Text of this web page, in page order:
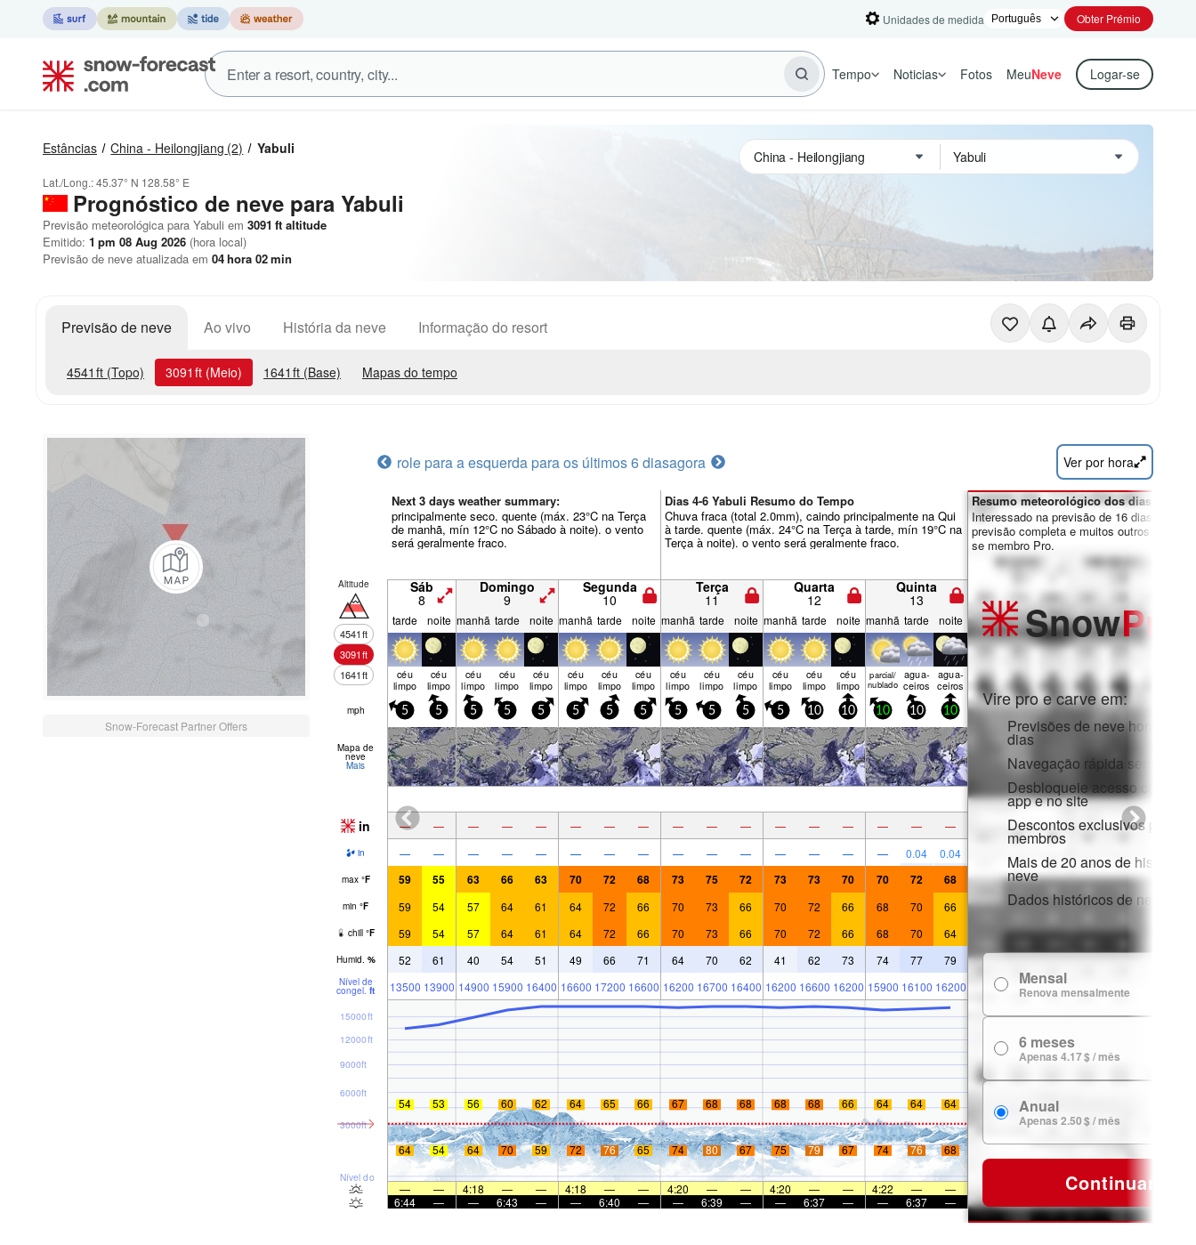
Unidades de medida Obter Prémio
Tempo Noticias Fotos MeuNeve Logar-se
Estâncias China - Heilongjiang (2) Yabuli
Lat./Long.:45.37° N 128.58° E
Prognóstico de neve para Yabuli
Previsão meteorológica para Yabuli em 3091 ft altitude
Emitido: 1 pm 08 Aug 2026 (hora local)
Previsão de neve atualizada em 04hora 01min
Previsão de neve Ao vivo História da neve Informação do resort
4541 ft (Topo) 3091 ft (Meio) 1641 ft (Base) Mapas do tempo
Snow-Forecast Partner Offers
role para a esquerda para os últimos 6 diasagora Ver por hora
Next 3 days weather summary:
principalmente seco. quente (máx. 23°C na Terça
de manhã, mín 12°C no Sábado à noite). o vento
será geralmente fraco.
Dias 4-6 Yabuli Resumo do Tempo
Chuva fraca (total 2.0mm), caindo principalmente na Qui
à tarde. quente (máx. 24°C na Terça à tarde, mín 19°C na
Terça à noite). o vento será geralmente fraco.
Altitude
4541ft
3091ft
1641ft
Sáb
8
Domingo
9
Segunda
10
Terça
11
Quarta
12
Quinta
13
tarde noite manhã tarde noite manhã tarde noite manhã tarde noite manhã tarde noite manhã tarde noite
céu
limpo
céu
limpo
céu
limpo
céu
limpo
céu
limpo
céu
limpo
céu
limpo
céu
limpo
céu
limpo
céu
limpo
céu
limpo
céu
limpo
céu
limpo
céu
limpo
parcial/
nublado
agua­
ceiros
agua­
ceiros
mph 5 5 5 5 5 5 5 5 5 5 5 5 10 10 10 10 10
Mapa de
neve
Mais
in — — — — — — — — — — — — — — — — —
in — — — — — — — — — — — — — — — 0.04 0.04
max °F 59 55 63 66 63 70 72 68 73 75 72 73 73 70 70 72 68
min °F 59 54 57 64 61 64 72 66 70 73 66 70 72 66 68 70 66
chill °F 59 54 57 64 61 64 72 66 70 73 66 70 72 66 68 70 64
Humid. % 52 61 40 54 51 49 66 71 64 70 62 41 62 73 74 77 79
Nível de
congel. ft 13500 13900 14900 15900 16400 16600 17200 16600 16200 16700 16400 16200 16600 16200 15900 16100 16200
Nível do mar
3000ft
6000ft
9000ft
12000ft
15000ft
54 53 56 60 62 64 65 66 67 68 68 68 68 66 64 64 64
64 54 64 70 59 72 76 65 74 80 67 75 79 67 74 76 68
— — 4:18 — — 4:18 — — 4:20 — — 4:20 — — 4:22 —
—
6:44
— — 6:43 — — 6:40 — — 6:39 — — 6:37 — — 6:37 —
Resumo meteorológico dos dias 7-16:
Interessado na previsão de 16 dias?
previsão completa e muitos outros
se membro Pro.
SnowPro
Vire pro e carve em:
Previsões de neve horárias e
dias
Navegação rápida sem
Desbloqueie acesso
app e no site
Descontos exclusivos para
membros
Mais de 20 anos de histórico
neve
Dados históricos de neve
Mensal
Renova mensalmente
6 meses
Apenas 4.17 $ / mês
Anual
Apenas 2.50 $ / mês
Continuar